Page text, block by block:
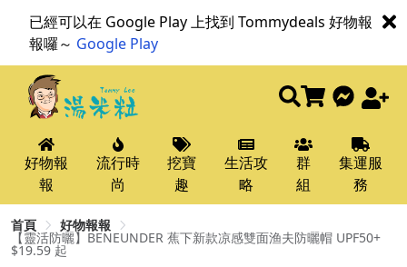
已經可以在 Google Play 上找到 Tommydeals 好物報
報囉～ Google Play
好物報
報
流行時
尚
挖寶
趣
生活攻
略
群
組
集運服
務
首頁 好物報報
【靈活防曬】BENEUNDER 蕉下新款凉感雙面渔夫防曬帽 UPF50+
$19.59 起